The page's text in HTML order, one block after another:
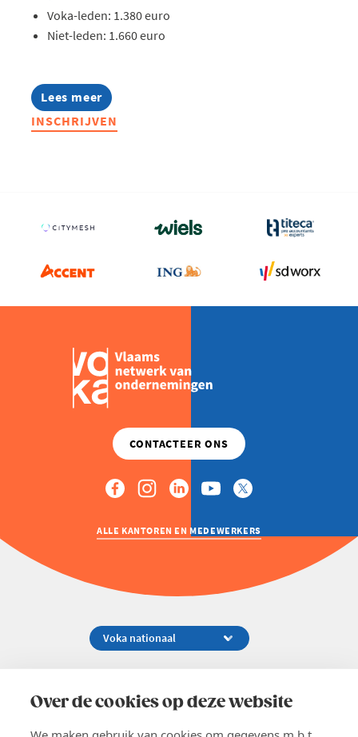
Over de cookies op deze website
Voka-leden: 1.380 euro
Niet-leden: 1.660 euro
Lees meer
about
Warehouse
Scouting
INSCHRIJVEN
ALLE KANTOREN EN MEDEWERKERS
02 229 81 11